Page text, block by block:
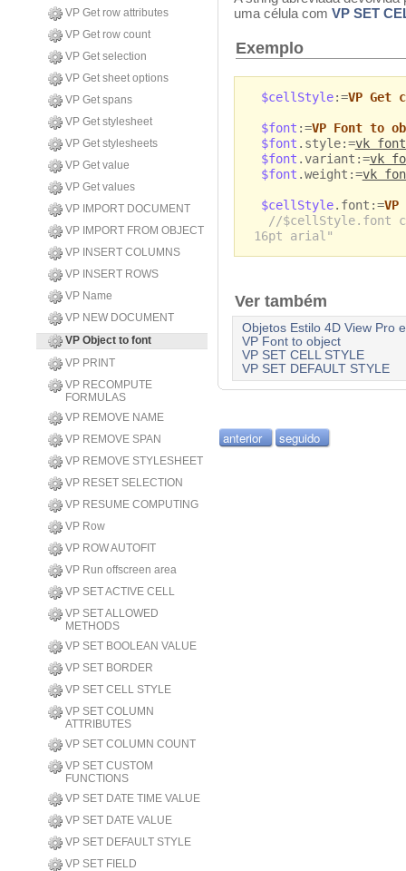
VP Get row attributes
VP Get row count
VP Get selection
VP Get sheet options
VP Get spans
VP Get stylesheet
VP Get stylesheets
VP Get value
VP Get values
VP IMPORT DOCUMENT
VP IMPORT FROM OBJECT
VP INSERT COLUMNS
VP INSERT ROWS
VP Name
VP NEW DOCUMENT
VP Object to font
VP PRINT
VP RECOMPUTE
FORMULAS
VP REMOVE NAME
VP REMOVE SPAN
VP REMOVE STYLESHEET
VP RESET SELECTION
VP RESUME COMPUTING
VP Row
VP ROW AUTOFIT
VP Run offscreen area
VP SET ACTIVE CELL
VP SET ALLOWED
METHODS
VP SET BOOLEAN VALUE
VP SET BORDER
VP SET CELL STYLE
VP SET COLUMN
ATTRIBUTES
VP SET COLUMN COUNT
VP SET CUSTOM
FUNCTIONS
VP SET DATE TIME VALUE
VP SET DATE VALUE
VP SET DEFAULT STYLE
VP SET FIELD
uma célula com VP SET
Exemplo
$cellStyle:=VP Get
$font :=VP Font to
$font .style:=vk
$font .variant:=vk
$font .weight:=vk
$cellStyle.font:=
//$cellStyle.font
16pt arial"
Ver também
Objetos Estilo 4D View Pro
VP Font to object
VP SET CELL STYLE
VP SET DEFAULT STYLE
anterior seguido